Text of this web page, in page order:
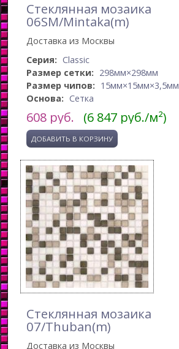
Стеклянная мозаика
06SM/Mintaka(m)
Доставка из Москвы
Серия: Classic
Размер сетки: 298мм×298мм
Размер чипов: 15мм×15мм×3,5мм
Основа: Сетка
608 руб. (6 847 руб./м²)
Стеклянная мозаика
07/Thuban(m)
Доставка из Москвы